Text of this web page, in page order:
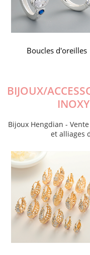
Ensemble de bijoux
BIJOUX/
Bijoux Hengdian -
et alliages